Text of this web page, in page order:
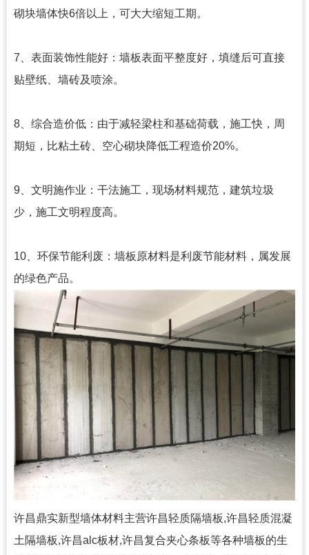
砌块墙体快6倍以上，可大大缩短工期。
7、表面装饰性能好：墙板表面平整度好，填缝后可直接
贴壁纸、墙砖及喷涂。
8、综合造价低：由于减轻梁柱和基础荷载，施工快，周
期短，比粘土砖、空心砌块降低工程造价20%。
9、文明施作业：干法施工，现场材料规范，建筑垃圾
少，施工文明程度高。
10、环保节能利废：墙板原材料是利废节能材料，属发展
的绿色产品。
许昌鼎实新型墙体材料主营许昌轻质隔墙板,许昌轻质混凝
土隔墙板,许昌alc板材,许昌复合夹心条板等各种墙板的生